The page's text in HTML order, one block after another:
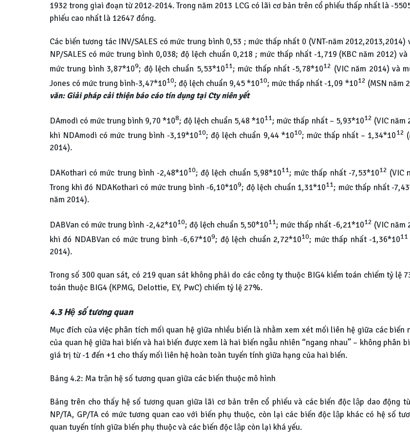
1932 trong giai đoạn từ 2012-2014. Trong năm 2013 LCG có lãi cơ bản trên cổ phiếu thấp nhất là -
phiếu cao nhất là 12647 đồng.
Các biến tương tác INV/SALES có mức trung bình 0,53 ; mức thấp nhất 0 (VNT-năm
NP/SALES có mức trung bình 0,038; độ lệch chuẩn 0,218 ; mức thấp nhất -1,719 (KBC năm 2012)
mức trung bình 3,87*109; độ lệch chuẩn 5,53*1011; mức thấp nhất -5,78*1012 (VIC năm 2014) và
Jones có mức trung bình-3,47*1010; độ lệch chuẩn 9,45 *1010; mức thấp nhất -1,09 *1012 (MSN năm
văn: Giải pháp cải thiện báo cáo tín dụng tại Cty niên yết
DAmodi có mức trung bình 9,70 *108; độ lệch chuẩn 5,48 *1011; mức thấp nhất – 5,93*1012 (VIC năm
khi NDAmodi có mức trung bình -3,19*1010; độ lệch chuẩn 9,44 *1010; mức thấp nhất – 1,34*1012
2014).
DAKothari có mức trung bình -2,48*1010; độ lệch chuẩn 5,98*1011; mức thấp nhất -7,53*1012 (VIC
Trong khi đó NDAKothari có mức trung bình -6,10*109; độ lệch chuẩn 1,31*1011; mức thấp nhất -
năm 2014).
DABVan có mức trung bình -2,42*1010; độ lệch chuẩn 5,50*1011; mức thấp nhất -6,21*1012 (VIC năm
khi đó NDABVan có mức trung bình -6,67*109; độ lệch chuẩn 2,72*1010; mức thấp nhất -1,36*1011
2014).
Trong số 300 quan sát, có 219 quan sát không phải do các công ty thuộc BIG4 kiểm toán chiếm tỷ lệ
toán thuộc BIG4 (KPMG, Delottie, EY, PwC) chiếm tỷ lệ 27%.
4.3 Hệ số tương quan
Mục đích của việc phân tích mối quan hệ giữa nhiều biến là nhằm xem xét mối liên hệ giữa các
của quan hệ giữa hai biến và hai biến được xem là hai biến ngẫu nhiên “ngang nhau” – không phân
giá trị từ -1 đến +1 cho thấy mối liên hệ hoàn toàn tuyến tính giữa hạng của hai biến.
Bảng 4.2: Ma trận hệ số tương quan giữa các biến thuộc mô hình
Bảng trên cho thấy hệ số tương quan giữa lãi cơ bản trên cổ phiếu và các biến độc lập dao động
NP/TA, GP/TA có mức tương quan cao với biến phụ thuộc, còn lại các biến độc lập khác có hệ số
quan tuyến tính giữa biến phụ thuộc và các biến độc lập còn lại khá yếu.